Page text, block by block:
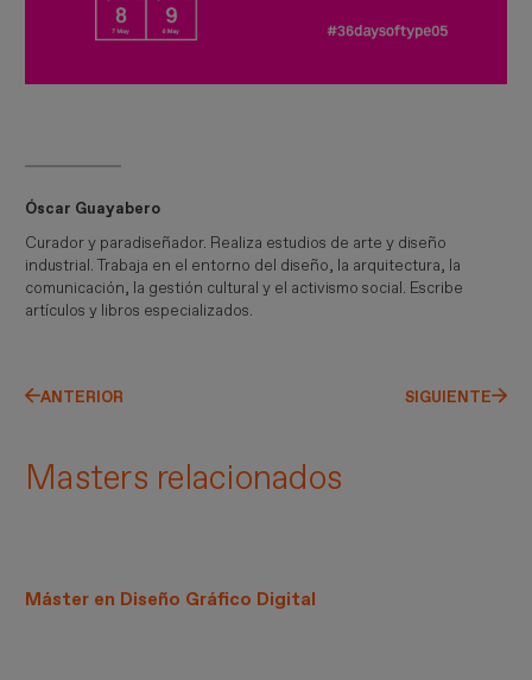
Óscar Guayabero
Curador y paradiseñador. Realiza estudios de arte y diseño
industrial. Trabaja en el entorno del diseño, la arquitectura, la
comunicación, la gestión cultural y el activismo social. Escribe
artículos y libros especializados.
ANTERIOR SIGUIENTE
Masters relacionados
Máster en Diseño Gráfico Digital